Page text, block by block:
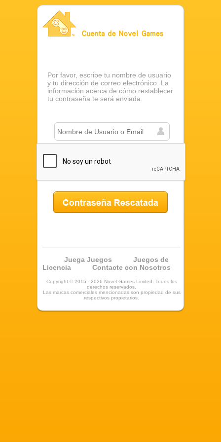
Por favor, escribe tu nombre de usuario
y tu dirección de correo electrónico. La
información acerca de cómo restablecer
tu contraseña te será enviada.
Juega Juegos
Juegos de
Licencia
Contacte con Nosotros
Copyright © 2015 - 2026 Novel Games Limited. Todos los
derechos reservados.
Las marcas comerciales mencionadas son propiedad de sus
respectivos propietarios.